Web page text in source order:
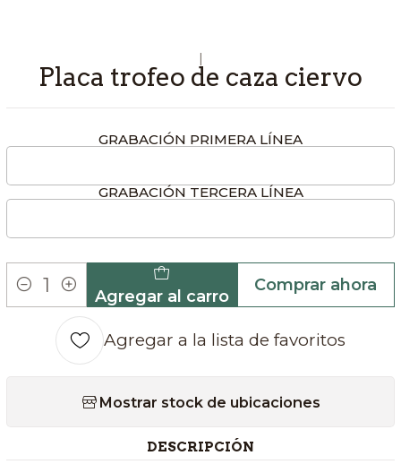
|
Placa trofeo de caza ciervo
GRABACIÓN PRIMERA LÍNEA
GRABACIÓN TERCERA LÍNEA
Cantidad Agregar al carro
Comprar ahora
Agregar a la lista de favoritos
Mostrar stock de ubicaciones
DESCRIPCIÓN